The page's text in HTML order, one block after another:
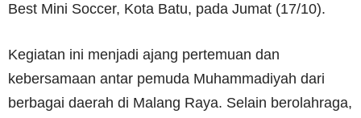
Best Mini Soccer, Kota Batu, pada Jumat (17/10).
Kegiatan ini menjadi ajang pertemuan dan
kebersamaan antar pemuda Muhammadiyah dari
berbagai daerah di Malang Raya. Selain berolahraga,